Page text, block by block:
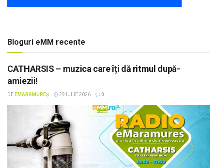
Bloguri eMM recente
CATHARSIS – muzica care îți dă ritmul după-
amiezii!
DE EMARAMUREȘ 29 IULIE 2026 0